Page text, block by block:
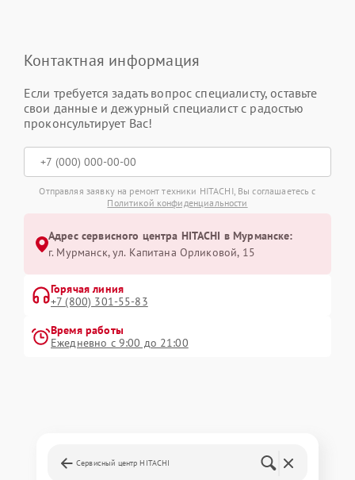
Контактная информация
Если требуется задать вопрос специалисту, оставьте
свои данные и дежурный специалист с радостью
проконсультирует Вас!
Отправляя заявку на ремонт техники HITACHI, Вы соглашаетесь с
Политикой конфиденциальности
Адрес сервисного центра HITACHI в Мурманске:
г. Мурманск, ул. Капитана Орликовой, 15
Горячая линия
+7 (800) 301-55-83
Время работы
Ежедневно с 9:00 до 21:00
Сервисный центр HITACHI